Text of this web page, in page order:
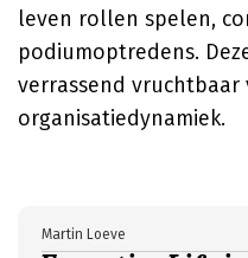
leven rollen spelen,
podiumoptredens.
verrassend
organisatiedynamiek.
Martin Loeve